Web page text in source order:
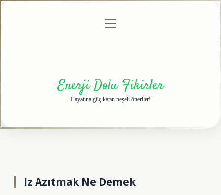
menüyü
Enerji Dolu Fikirler
Hayatına güç katan neşeli öneriler!
Iz Azıtmak Ne Demek